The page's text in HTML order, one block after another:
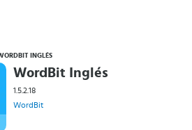
INGLÉS
WordBit Inglés
1.5.2.18
WordBit